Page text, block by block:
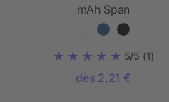
mAh Span
5/5 (1)
dès 2,21 €